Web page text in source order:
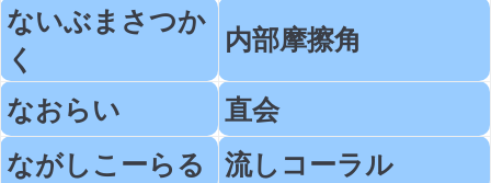
ないぶまさつか
く
内部摩擦角
なおらい
直会
ながしこーらる
流しコーラル